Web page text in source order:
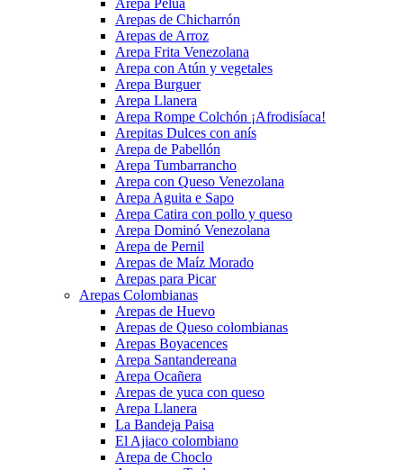
Arepa Pelua
Arepas de Chicharrón
Arepas de Arroz
Arepa Frita Venezolana
Arepa con Atún y vegetales
Arepa Burguer
Arepa Llanera
Arepa Rompe Colchón ¡Afrodisíaca!
Arepitas Dulces con anís
Arepa de Pabellón
Arepa Tumbarrancho
Arepa con Queso Venezolana
Arepa Aguita e Sapo
Arepa Catira con pollo y queso
Arepa Dominó Venezolana
Arepa de Pernil
Arepas de Maíz Morado
Arepas para Picar
Arepas Colombianas
Arepas de Huevo
Arepas de Queso colombianas
Arepas Boyacences
Arepa Santandereana
Arepa Ocañera
Arepas de yuca con queso
Arepa Llanera
La Bandeja Paisa
El Ajiaco colombiano
Arepa de Choclo